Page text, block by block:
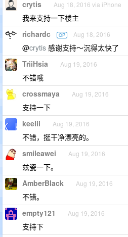
crytis Aug 18, 2016 via iPhone
我来支持一下楼主
richardc OP Aug 18, 2016
@crytis 感谢支持～沉得太快了
TriiHsia Aug 19, 2016
不错哦
crossmaya Aug 19, 2016
支持一下
keelii Aug 19, 2016
不错，挺干净漂亮的。
smileawei Aug 19, 2016
兹瓷一下。
AmberBlack Aug 19, 2016
不错。
empty121 Aug 19, 2016
支持下